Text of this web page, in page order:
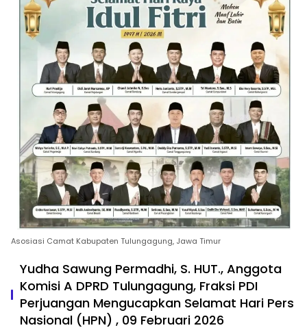
Asosiasi Camat Kabupaten Tulungagung, Jawa Timur
Yudha Sawung Permadhi, S. HUT., Anggota
Komisi A DPRD Tulungagung, Fraksi PDI
Perjuangan Mengucapkan Selamat Hari Pers
Nasional (HPN) , 09 Februari 2026